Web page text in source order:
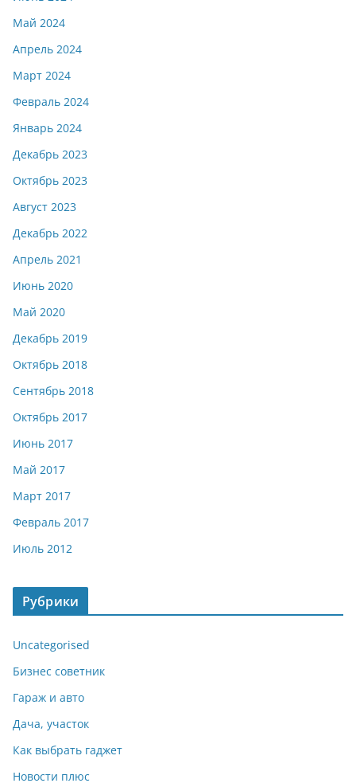
Май 2024
Апрель 2024
Март 2024
Февраль 2024
Январь 2024
Декабрь 2023
Октябрь 2023
Август 2023
Декабрь 2022
Апрель 2021
Июнь 2020
Май 2020
Декабрь 2019
Октябрь 2018
Сентябрь 2018
Октябрь 2017
Июнь 2017
Май 2017
Март 2017
Февраль 2017
Июль 2012
Рубрики
Uncategorised
Бизнес советник
Гараж и авто
Дача, участок
Как выбрать гаджет
Новости плюс